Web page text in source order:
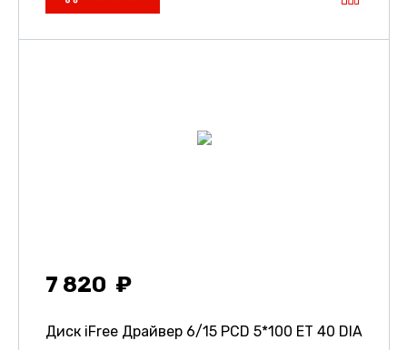
7 820
Диск iFree Драйвер 6/15 PCD 5*100 ET 40 DIA